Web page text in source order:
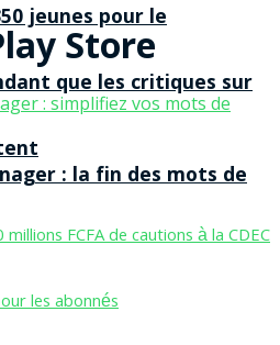
jeunes pour le
que les critiques sur
Store
: la fin des mots de